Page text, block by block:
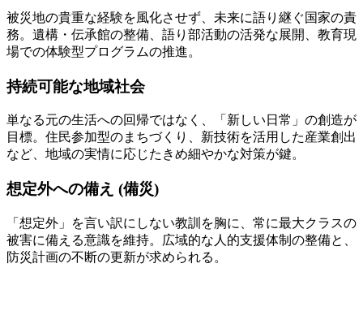
被災地の貴重な経験を風化させず、未来に語り継ぐ国家の責
務。遺構・伝承館の整備、語り部活動の活発な展開、教育現
場での体験型プログラムの推進。
持続可能な地域社会
単なる元の生活への回帰ではなく、「新しい日常」の創造が
目標。住民参加型のまちづくり、新技術を活用した産業創出
など、地域の実情に応じたきめ細やかな対策が鍵。
想定外への備え (備災)
「想定外」を言い訳にしない教訓を胸に、常に最大クラスの
被害に備える意識を維持。広域的な人的支援体制の整備と、
防災計画の不断の更新が求められる。